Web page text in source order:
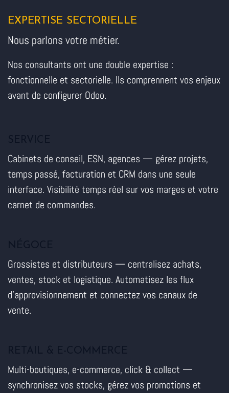
EXPERTISE SECTORIELLE
Nous parlons votre métier.
Nos consultants ont une double expertise :
fonctionnelle et sectorielle. Ils comprennent vos enjeux
avant de configurer Odoo.
Cabinets de conseil, ESN, agences — gérez projets,
temps passé, facturation et CRM dans une seule
interface. Visibilité temps réel sur vos marges et votre
carnet de commandes.
Grossistes et distributeurs — centralisez achats,
ventes, stock et logistique. Automatisez les flux
d'approvisionnement et connectez vos canaux de
vente.
Multi-boutiques, e-commerce, click & collect —
synchronisez vos stocks, gérez vos promotions et